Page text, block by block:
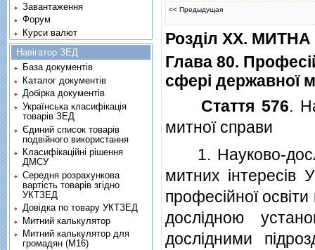
<< Предыдущая
Роздiл XX.
Глава 80.
сферi державної
Стаття 576.
митної справи
1. Науково-
митних iнтересiв
професiйної
дослiдною
дослiдними
Завантаження
Форум
Курси валют
Навігатор ЗЕД
База документів
Каталог документів
Добірка документів
Українська класифікація
товарів ЗЕД
Єдиний список товарів
подвійного використання
Класифікаційні рішення
ДМСУ
Середня розрахункова
вартість товарів згідно
УКТЗЕД
Довідка по товару УКТЗЕД
Митний калькулятор
Митний калькулятор для
громадян (М16)